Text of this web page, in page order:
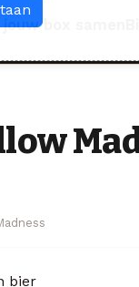
box samen
bier